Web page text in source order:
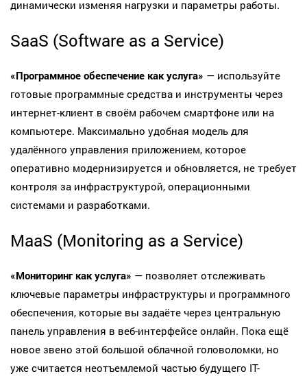
динамически изменяя нагрузки и параметры работы.
SaaS (Software as a Service)
«Программное обеспечение как услуга» — используйте
готовые программные средства и инструменты через
интернет-клиент в своём рабочем смартфоне или на
компьютере. Максимально удобная модель для
удалённого управления приложением, которое
оперативно модернизируется и обновляется, не требует
контроля за инфраструктурой, операционными
системами и разработками.
MaaS (Monitoring as a Service)
«Мониторинг как услуга» — позволяет отслеживать
ключевые параметры инфраструктуры и программного
обеспечения, которые вы задаёте через центральную
панель управления в веб-интерфейсе онлайн. Пока ещё
новое звено этой большой облачной головоломки, но
уже считается неотъемлемой частью будущего IT-